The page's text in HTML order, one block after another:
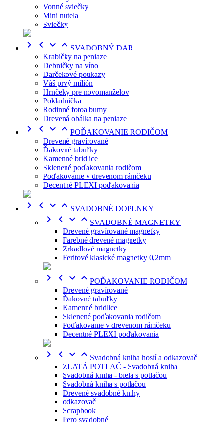
Vonné sviečky
Mini nutela
Sviečky
    SVADOBNÝ DAR
Krabičky na peniaze
Debničky na víno
Darčekové poukazy
Váš prvý milión
Hrnčeky pre novomanželov
Pokladnička
Rodinné fotoalbumy
Drevená obálka na peniaze
    POĎAKOVANIE RODIČOM
Drevené gravírované
Ďakovné tabuľky
Kamenné bridlice
Sklenené poďakovania rodičom
Poďakovanie v drevenom rámčeku
Decentné PLEXI poďakovania
    SVADOBNÉ DOPLNKY
    SVADOBNÉ MAGNETKY
Drevené gravírované magnetky
Farebné drevené magnetky
Zrkadlové magnetky
Feritové klasické magnetky 0,2mm
    POĎAKOVANIE RODIČOM
Drevené gravírované
Ďakovné tabuľky
Kamenné bridlice
Sklenené poďakovania rodičom
Poďakovanie v drevenom rámčeku
Decentné PLEXI poďakovania
    Svadobná kniha hostí a odkazovač
ZLATÁ POTLAČ - Svadobná kniha
Svadobná kniha - biela s potlačou
Svadobná kniha s potlačou
Drevené svadobné knihy
odkazovač
Scrapbook
Pero svadobné